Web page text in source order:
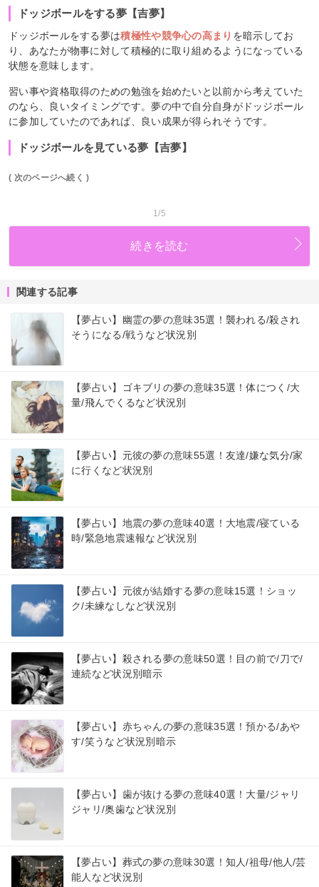
ドッジボールをする夢【吉夢】
ドッジボールをする夢は積極性や競争心の高まり を暗示してお
り、あなたが物事に対して積極的に取り組めるようになっている
状態を意味します。
習い事や資格取得のための勉強を始めたいと以前から考えていた
のなら、良いタイミングです。夢の中で自分自身がドッジボール
に参加していたのであれば、良い成果が得られそうです。
ドッジボールを見ている夢【吉夢】
( 次のページへ続く )
1/5
続きを読む
関連する記事
【夢占い】幽霊の夢の意味35選！襲われる/殺され
そうになる/戦うなど状況別
【夢占い】ゴキブリの夢の意味35選！体につく/大
量/飛んでくるなど状況別
【夢占い】元彼の夢の意味55選！友達/嫌な気分/家
に行くなど状況別
【夢占い】地震の夢の意味40選！大地震/寝ている
時/緊急地震速報など状況別
【夢占い】元彼が結婚する夢の意味15選！ショッ
ク/未練なしなど状況別
【夢占い】殺される夢の意味50選！目の前で/刀で/
連続など状況別暗示
【夢占い】赤ちゃんの夢の意味35選！預かる/あや
す/笑うなど状況別暗示
【夢占い】歯が抜ける夢の意味40選！大量/ジャリ
ジャリ/奥歯など状況別
【夢占い】葬式の夢の意味30選！知人/祖母/他人/芸
能人など状況別